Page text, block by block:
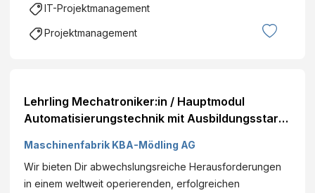
IT-Projektmanagement
Projektmanagement
Lehrling Mechatroniker:in / Hauptmodul
Automatisierungstechnik mit Ausbildungsstart
Maschinenfabrik KBA-Mödling AG
Wir bieten Dir abwechslungsreiche Herausforderungen
in einem weltweit operierenden, erfolgreichen